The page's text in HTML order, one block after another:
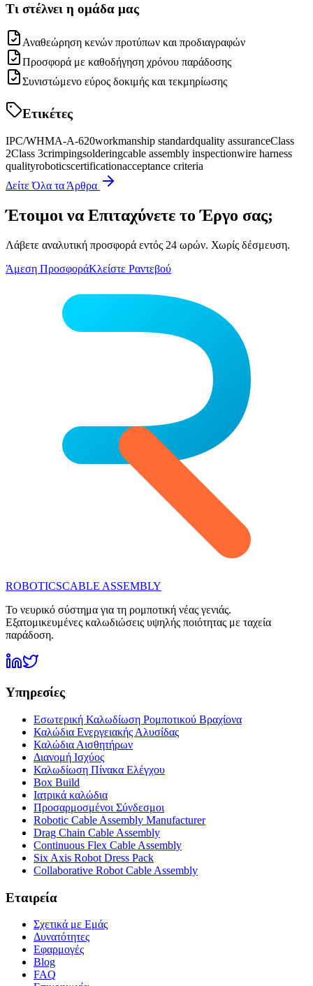
Τι στέλνει η ομάδα μας
Αναθεώρηση κενών προτύπων και προδιαγραφών
Προσφορά με καθοδήγηση χρόνου παράδοσης
Συνιστώμενο εύρος δοκιμής και τεκμηρίωσης
Ετικέτες
IPC/WHMA-A-620workmanship standardquality assuranceClass
2Class 3crimpingsolderingcable assembly inspectionwire harness
qualityroboticscertificationacceptance criteria
Δείτε Όλα τα Άρθρα
Έτοιμοι να Επιταχύνετε το Έργο σας;
Λάβετε αναλυτική προσφορά εντός 24 ωρών. Χωρίς δέσμευση.
Άμεση ΠροσφοράΚλείστε Ραντεβού
ROBOTICSCABLE ASSEMBLY
Το νευρικό σύστημα για τη ρομποτική νέας γενιάς.
Εξατομικευμένες καλωδιώσεις υψηλής ποιότητας με ταχεία
παράδοση.
Υπηρεσίες
Εσωτερική Καλωδίωση Ρομποτικού Βραχίονα
Καλώδια Ενεργειακής Αλυσίδας
Καλώδια Αισθητήρων
Διανομή Ισχύος
Καλωδίωση Πίνακα Ελέγχου
Box Build
Ιατρικά καλώδια
Προσαρμοσμένοι Σύνδεσμοι
Robotic Cable Assembly Manufacturer
Drag Chain Cable Assembly
Continuous Flex Cable Assembly
Six Axis Robot Dress Pack
Collaborative Robot Cable Assembly
Εταιρεία
Σχετικά με Εμάς
Δυνατότητες
Εφαρμογές
Blog
FAQ